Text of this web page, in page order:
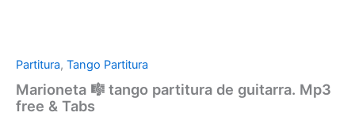
Partitura, Tango Partitura
Marioneta 🎼 tango partitura de guitarra. Mp3
free & Tabs
Tabs
cantidad